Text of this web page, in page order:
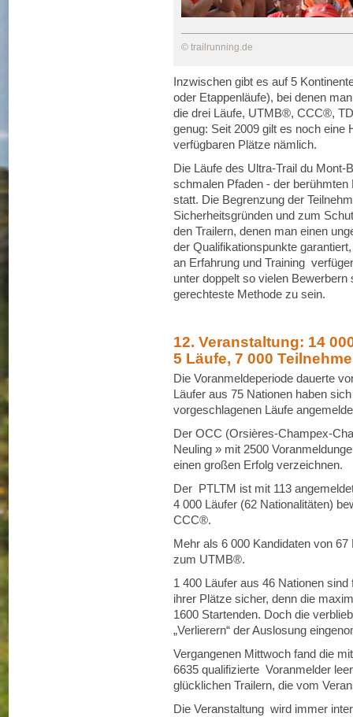
© trailrunning.de
Inzwischen gibt es auf 5
oder Etappenläufe), bei denen
die drei Läufe, UTMB®, CCC®,
genug: Seit 2009 gilt es noch
verfügbaren Plätze nämlich.
Die Läufe des Ultra-Trail du
schmalen Pfaden - der
statt. Die Begrenzung der
Sicherheitsgründen und zum
den Trailern, denen man einen
der Qualifikationspunkte
an Erfahrung und Training
unter doppelt so vielen
gerechteste Methode zu sein.
12. Veranstaltung: 14
5 Läufe, 7 000
Die Voranmeldeperiode dauerte
Läufer aus 75 Nationen haben
vorgeschlagenen Läufe
Der OCC (Orsières-Champex-
Neuling » mit 2500
einen großen Erfolg verzeichnen.
Der PTLTM ist mit 113
4 000 Läufer (62 Nationalitäten)
CCC®.
Mehr als 6 000 Kandidaten von
zum UTMB®.
1 400 Läufer aus 46 Nationen
ihrer Plätze sicher, denn die
1600 Startenden. Doch die
„Verlierern“ der Auslosung
Vergangenen Mittwoch fand die
6635 qualifizierte Voranmelder
glücklichen Trailern, die vom
Die Veranstaltung wird immer